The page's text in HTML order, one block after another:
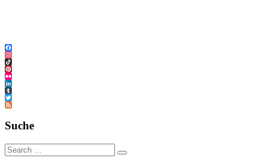
Facebook
Instagram
TikTok
Pinterest
Flickr
LinkedIn
Tumblr
Twitter
Feed
Suche